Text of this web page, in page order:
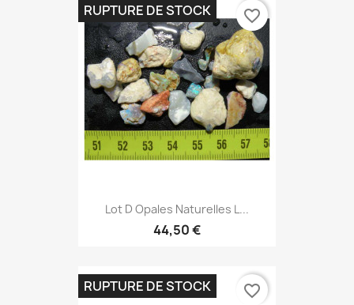
Lot D Opales Naturelles L...
44,50 €
RUPTURE DE STOCK favorite_border
RUPTURE DE STOCK favorite_border